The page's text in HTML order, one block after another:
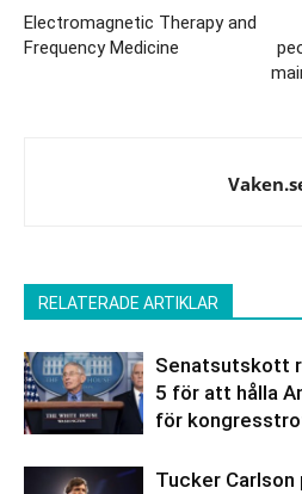
Electromagnetic Therapy and
Frequency Medicine
RELATERADE ARTIKLAR
Senatsutskott
5 för att hålla
för
Tucker